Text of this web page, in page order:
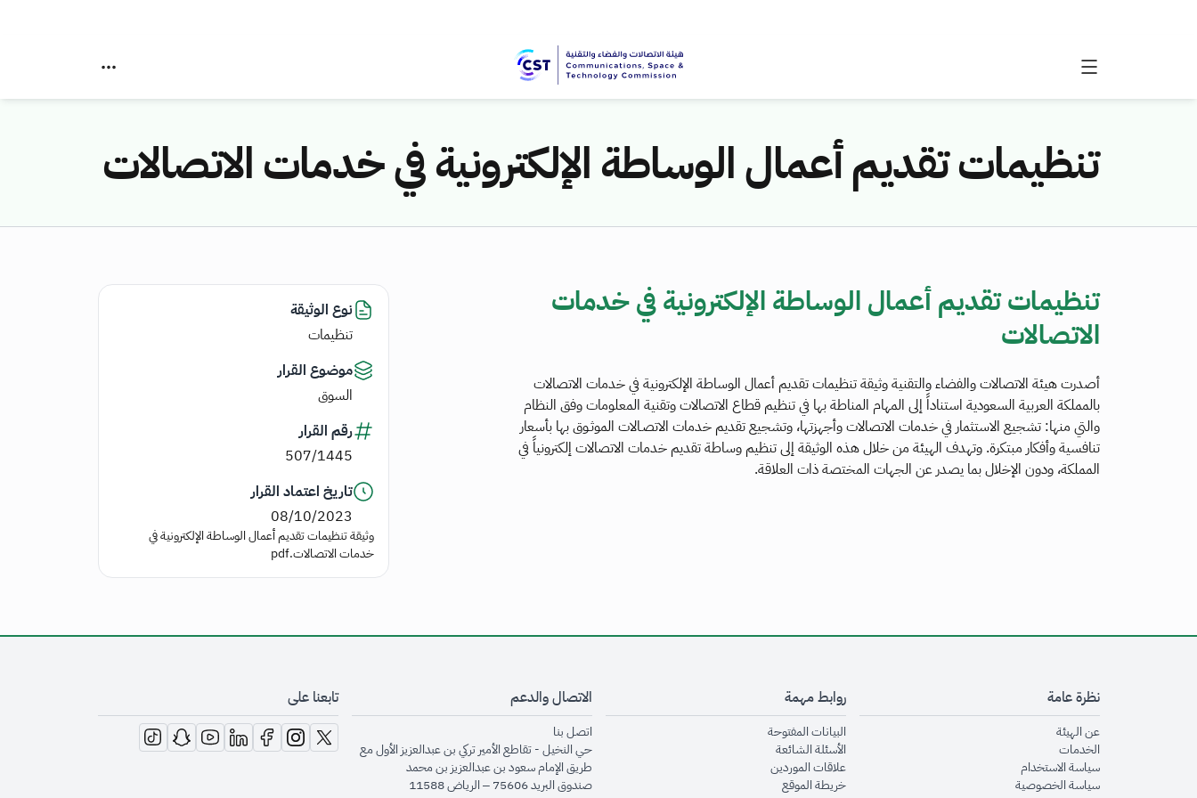
تنظيمات تقديم أعمال الوساطة الإلكترونية في خدمات الاتصالات
تنظيمات تقديم أعمال الوساطة الإلكترونية في خدمات
الاتصالات
أصدرت هيئة الاتصالات والفضاء والتقنية وثيقة تنظيمات تقديم أعمال الوساطة الإلكترونية في خدمات الاتصالات
بالمملكة العربية السعودية استناداً إلى المهام المناطة بها في تنظيم قطاع الاتصالات وتقنية المعلومات وفق النظام
والتي منها: تشجيع الاستثمار في خدمات الاتصالات وأجهزتها، وتشجيع تقديم خدمات الاتصـالات الموثـوق بها بأسعار
تنافسية وأفكار مبتكرة. وتهدف الهيئة من خلال هذه الوثيقة إلى تنظيم وساطة تقديم خدمات الاتصالات إلكترونياً في
المملكة، ودون الإخلال بما يصدر عن الجهات المختصة ذات العلاقة.
نوع الوثيقة
تنظيمات
موضوع القرار
السوق
رقم القرار
507/1445
تاريخ اعتماد القرار
08/10/2023
وثيقة تنظيمات تقديم أعمال الوساطة الإلكترونية في
خدمات الاتصالات.pdf
نظرة عامة
عن الهيئةopens in new window
الخدماتopens in new window
سياسة الاستخدام
سياسة الخصوصيةopens in new window
روابط مهمة
البيانات المفتوحةopens in new window
الأسئلة الشائعةopens in new window
علاقات الموردينopens in new window
خريطة الموقعopens in new window
الاتصال والدعم
اتصل بنا
حي النخيل - تقاطع الأمير تركي بن عبدالعزيز الأول مع
طريق الإمام سعود بن عبدالعزيز بن محمد
صندوق البريد 75606 – الرياض 11588
تابعنا على
opens in new window
opens in new window
opens in new window
opens in new window
opens in new window
opens in new window
opens in new window